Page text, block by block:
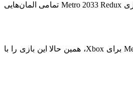
در مواجهه با تهدیدات مختلف، شما باید به عنوان آرتیوم، جنگجوی جوان و شجاع، در مقابل موجودات عجیب و غریب، خطرات طبیعی و دشمنان خطرناک مبارزه کنید. بازی Metro 2033 Redux تمامی المان‌هایی
اگر به دنیای پسا‌آخرالزمانی علاقه‌مند هستید و دوست دارید در یک ماجراجویی تاریک و هیجان‌انگیز غرق شوید، این بازی برای شما است! با خرید بازی Metro 2033 Redux برای Xbox، همین حالا این بازی را با